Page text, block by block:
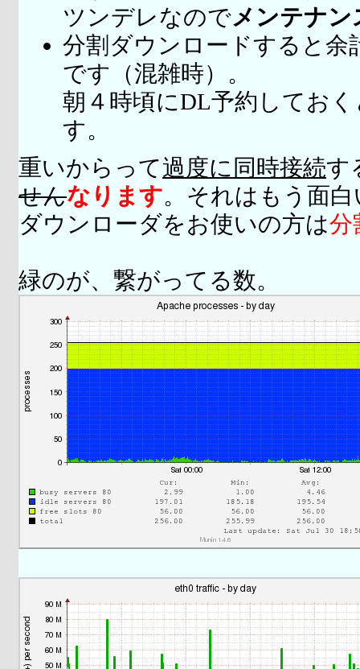
ツンデレなのでメンテナ
分割ダウンロードすると余
です（混雑時）。
朝４時頃にDL予約してお
す。
重いからって過度に同時接続す
せんなります。それはもう面
ダウンローダをお使いの方は分
緑のが、繋がってる数。